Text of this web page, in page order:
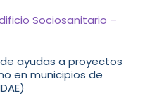
Sociosanitario –
de ayudas a proyectos
en municipios de